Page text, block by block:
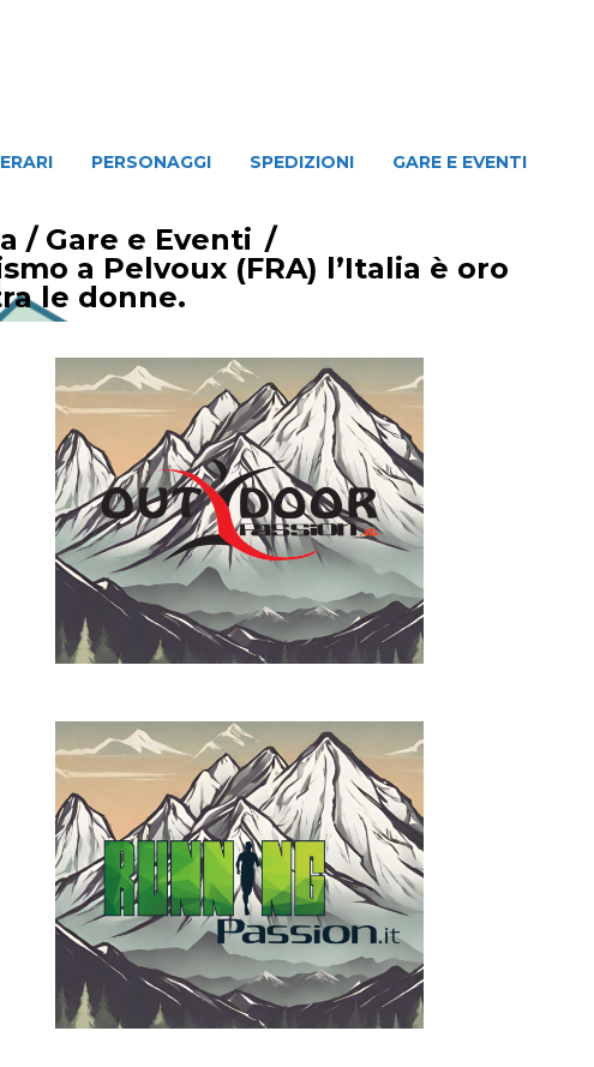
PERSONAGGI SPEDIZIONI GARE E EVENTI
/ Gare e Eventi /
a Pelvoux (FRA) l’Italia è oro
le donne.